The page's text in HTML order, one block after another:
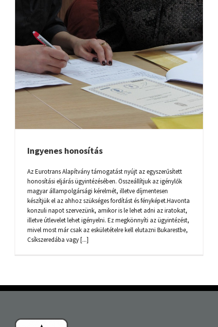
Ingyenes honosítás
Az Eurotrans Alapítvány támogatást nyújt az egyszerűsített
honosítási eljárás ügyintézésében. Összeállítjuk az igénylők
magyar állampolgársági kérelmét, illetve díjmentesen
készítjük el az ahhoz szükséges fordítást és fényképet.Havonta
konzuli napot szervezünk, amikor is le lehet adni az iratokat,
illetve útlevelet lehet igényelni. Ez megkönnyíti az ügyintézést,
mivel most már csak az eskületételre kell elutazni Bukarestbe,
Csíkszeredába vagy [...]